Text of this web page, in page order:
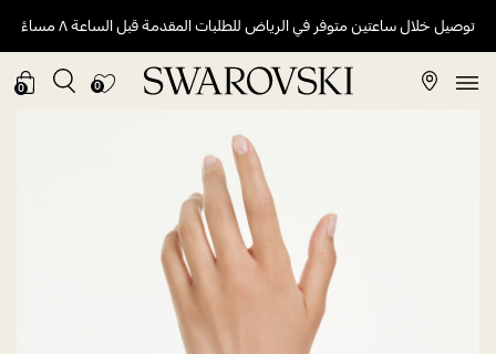
توصيل خلال ساعتين متوفر في الرياض للطلبات المقدمة قبل الساعة ٨ مساءً
0
0